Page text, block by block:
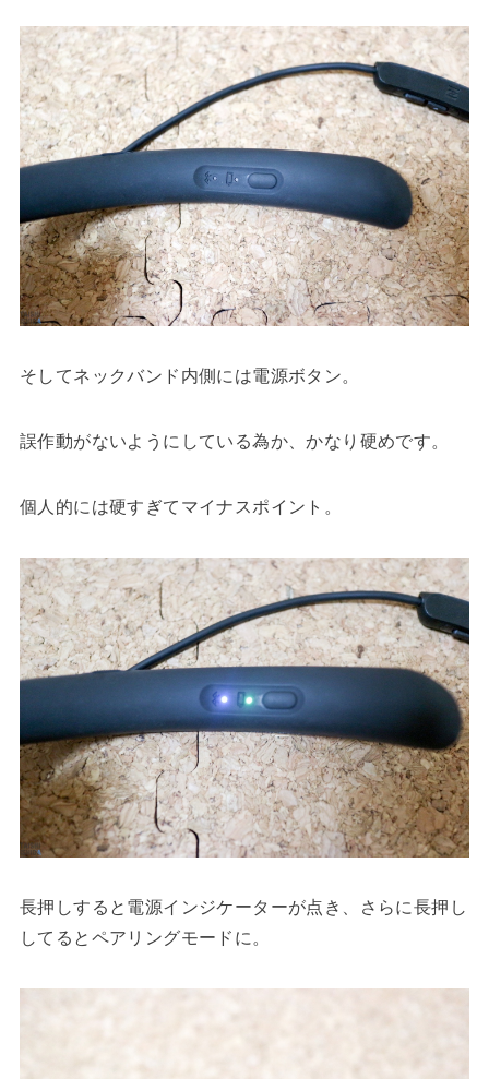
そしてネックバンド内側には電源ボタン。
誤作動がないようにしている為か、かなり硬めです。
個人的には硬すぎてマイナスポイント。
長押しすると電源インジケーターが点き、さらに長押し
してるとペアリングモードに。